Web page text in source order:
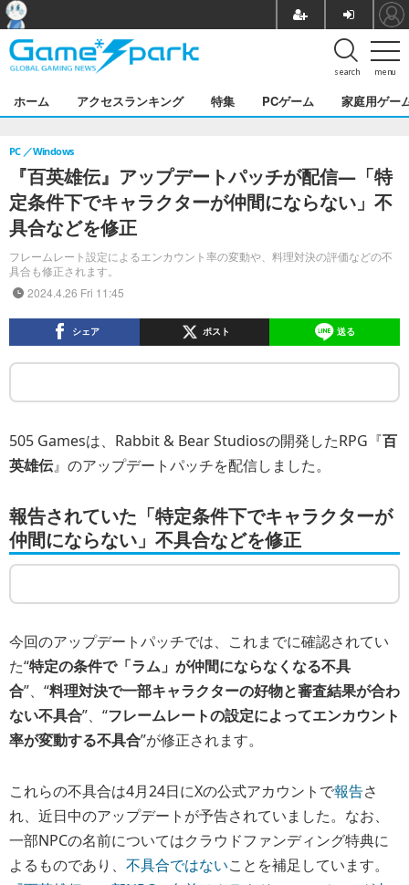
menu
search
ホーム アクセスランキング 特集 PCゲーム 家庭用ゲー
『百英雄伝』アップデートパッチが配信―「特
定条件下でキャラクターが仲間にならない」不
具合などを修正
フレームレート設定によるエンカウント率の変動や、料理対決の評価などの不
具合も修正されます。
PC Windows
2024.4.26 Fri 11:45
シェア ポスト 送る
505 Gamesは、Rabbit & Bear Studiosの開発したRPG『百
英雄伝』のアップデートパッチを配信しました。
報告されていた「特定条件下でキャラクターが
仲間にならない」不具合などを修正
今回のアップデートパッチでは、これまでに確認されてい
た“特定の条件で「ラム」が仲間にならなくなる不具
合”、“料理対決で一部キャラクターの好物と審査結果が合わ
ない不具合”、“フレームレートの設定によってエンカウント
率が変動する不具合”が修正されます。
これらの不具合は4月24日にXの公式アカウントで報告さ
れ、近日中のアップデートが予告されていました。なお、
一部NPCの名前についてはクラウドファンディング特典に
よるものであり、 不具合ではないことを補足しています。